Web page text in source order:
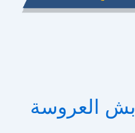
العروسة